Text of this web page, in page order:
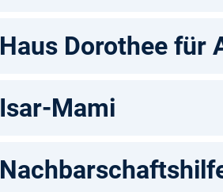
Haus Dorothee für
Isar-Mami